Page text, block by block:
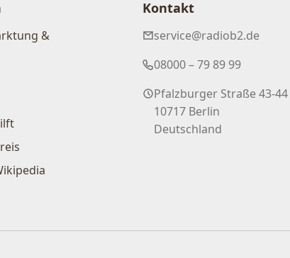
&
Kontakt
service@radiob2.de
08000 – 79 89 99
Pfalzburger Straße 43-44
10717 Berlin
Deutschland